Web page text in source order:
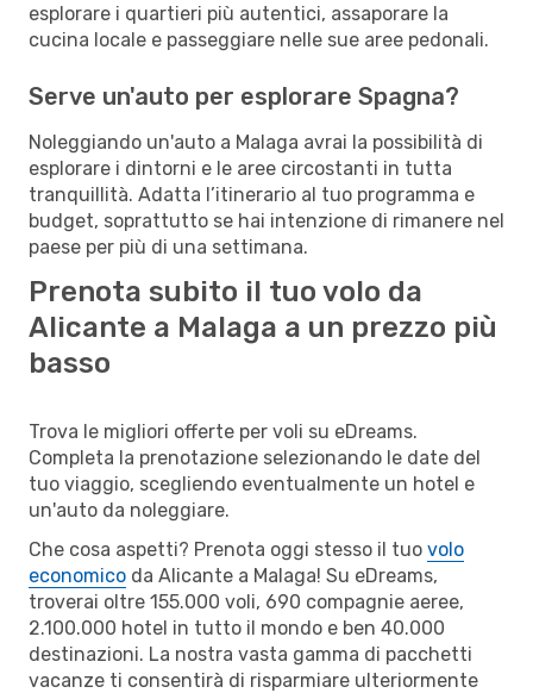
esplorare i quartieri più autentici, assaporare la
cucina locale e passeggiare nelle sue aree pedonali.
Serve un'auto per esplorare Spagna?
Noleggiando un'auto a Malaga avrai la possibilità di
esplorare i dintorni e le aree circostanti in tutta
tranquillità. Adatta l’itinerario al tuo programma e
budget, soprattutto se hai intenzione di rimanere nel
paese per più di una settimana.
Prenota subito il tuo volo da
Alicante a Malaga a un prezzo più
basso
Trova le migliori offerte per voli su eDreams.
Completa la prenotazione selezionando le date del
tuo viaggio, scegliendo eventualmente un hotel e
un'auto da noleggiare.
Che cosa aspetti? Prenota oggi stesso il tuo volo
economico da Alicante a Malaga! Su eDreams,
troverai oltre 155.000 voli, 690 compagnie aeree,
2.100.000 hotel in tutto il mondo e ben 40.000
destinazioni. La nostra vasta gamma di pacchetti
vacanze ti consentirà di risparmiare ulteriormente